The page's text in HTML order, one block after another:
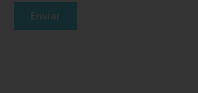
Enviar